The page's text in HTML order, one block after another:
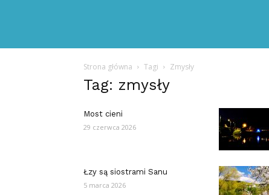
Strona główna Tagi Zmysły
Tag: zmysły
Most cieni
29 czerwca 2026
Łzy są siostrami Sanu
5 marca 2026